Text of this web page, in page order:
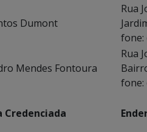
Dumont
Rua
fone:
Mendes Fontoura
Rua
fone:
Credenciada